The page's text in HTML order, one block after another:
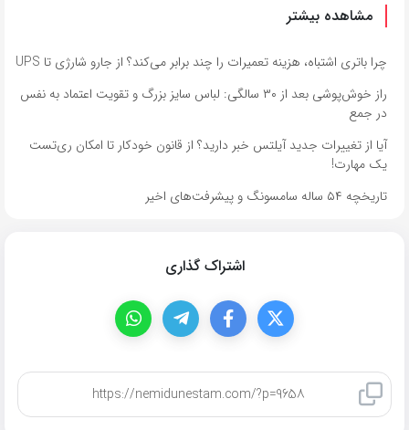
مشاهده بیشتر
چرا باتری اشتباه، هزینه تعمیرات را چند برابر می‌کند؟ از جارو شارژی تا UPS
راز خوش‌پوشی بعد از ۳۰ سالگی: لباس سایز بزرگ و تقویت اعتماد به نفس
در جمع
آیا از تغییرات جدید آیلتس خبر دارید؟ از قانون خودکار تا امکان ری‌تست
یک مهارت!
تاریخچه ۵۴ ساله سامسونگ و پیشرفت‌های اخیر
اشتراک گذاری